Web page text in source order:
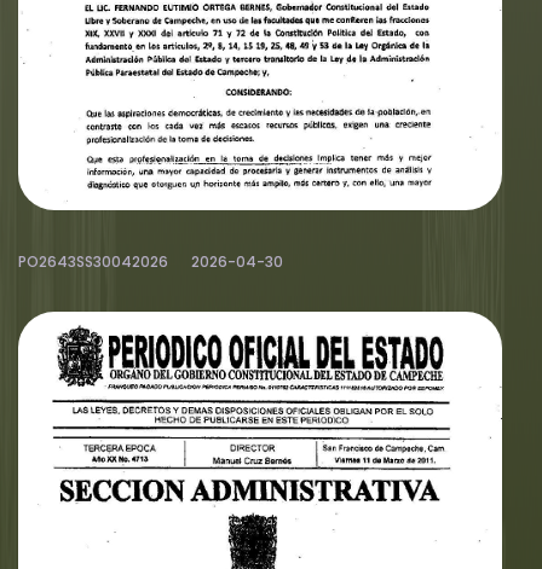
PO2643SS30042026 2026-04-30